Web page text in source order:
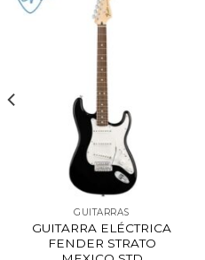
GUITARRAS
GUITARRA ELÉCTRICA
FENDER STRATO